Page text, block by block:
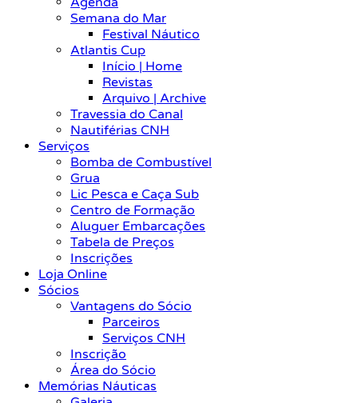
Semana do Mar
Festival Náutico
Atlantis Cup
Início | Home
Revistas
Arquivo | Archive
Travessia do Canal
Nautiférias CNH
Serviços
Bomba de Combustível
Grua
Lic Pesca e Caça Sub
Centro de Formação
Aluguer Embarcações
Tabela de Preços
Inscrições
Loja Online
Sócios
Vantagens do Sócio
Parceiros
Serviços CNH
Inscrição
Área do Sócio
Memórias Náuticas